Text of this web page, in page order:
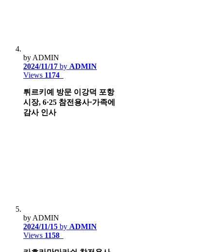
by ADMIN
2024/11/17 by ADMIN
Views 1174
튀르키예 방문 이강덕 포항
시장, 6·25 참전용사·가족에
감사 인사
by ADMIN
2024/11/15 by ADMIN
Views 1158